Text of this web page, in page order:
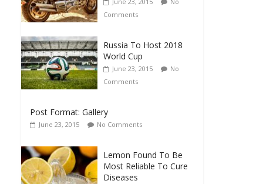
Comments
Russia To Host 2018
World Cup
June 23, 2015
No
Comments
Post Format: Gallery
June 23, 2015 No Comments
Lemon Found To Be
Most Reliable To Cure
Diseases